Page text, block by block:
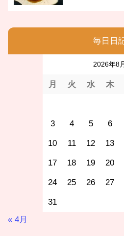
毎日日
2026年8
月 火 水 木
3 4 5 6
10 11 12 13
17 18 19 20
24 25 26 27
31
« 4月